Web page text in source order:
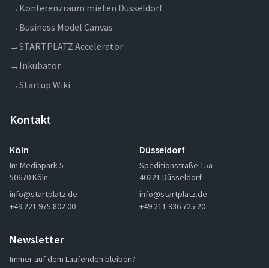
→ Konferenzraum mieten Düsseldorf
→ Business Model Canvas
→STARTPLATZ Accelerator
→ Inkubator
→Startup Wiki
Kontakt
Köln
Im Mediapark 5
50670 Köln
info@startplatz.de
+49 221 975 802 00
Düsseldorf
Speditionstraße 15a
40221 Düsseldorf
info@startplatz.de
+49 211 936 725 20
Newsletter
Immer auf dem Laufenden bleiben?